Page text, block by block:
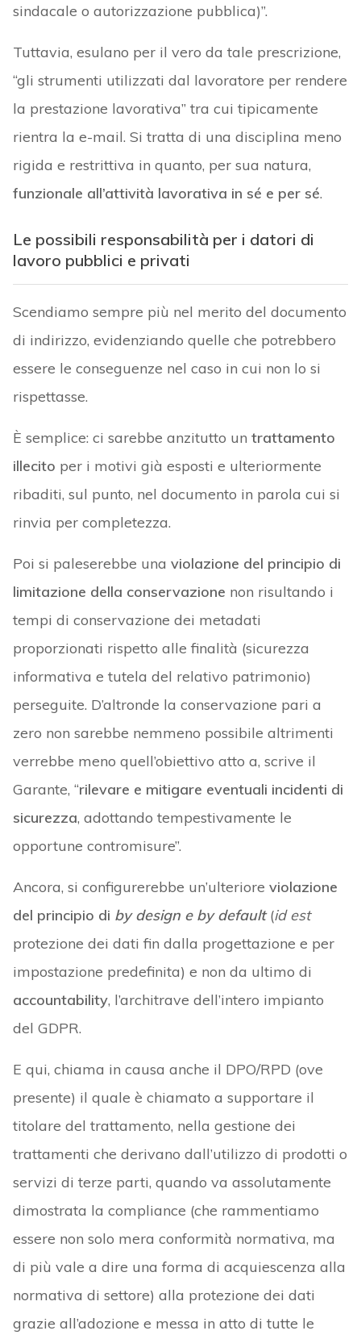
sindacale o autorizzazione pubblica)”.
Tuttavia, esulano per il vero da tale prescrizione,
“gli strumenti utilizzati dal lavoratore per rendere
la prestazione lavorativa” tra cui tipicamente
rientra la e-mail. Si tratta di una disciplina meno
rigida e restrittiva in quanto, per sua natura,
funzionale all’attività lavorativa in sé e per sé.
Le possibili responsabilità per i datori di
lavoro pubblici e privati
Scendiamo sempre più nel merito del documento
di indirizzo, evidenziando quelle che potrebbero
essere le conseguenze nel caso in cui non lo si
rispettasse.
È semplice: ci sarebbe anzitutto un trattamento
illecito per i motivi già esposti e ulteriormente
ribaditi, sul punto, nel documento in parola cui si
rinvia per completezza.
Poi si paleserebbe una violazione del principio di
limitazione della conservazione non risultando i
tempi di conservazione dei metadati
proporzionati rispetto alle finalità (sicurezza
informativa e tutela del relativo patrimonio)
perseguite. D’altronde la conservazione pari a
zero non sarebbe nemmeno possibile altrimenti
verrebbe meno quell’obiettivo atto a, scrive il
Garante, “rilevare e mitigare eventuali incidenti di
sicurezza, adottando tempestivamente le
opportune contromisure”.
Ancora, si configurerebbe un’ulteriore violazione
del principio di by design e by default (id est
protezione dei dati fin dalla progettazione e per
impostazione predefinita) e non da ultimo di
accountability, l’architrave dell’intero impianto
del GDPR.
E qui, chiama in causa anche il DPO/RPD (ove
presente) il quale è chiamato a supportare il
titolare del trattamento, nella gestione dei
trattamenti che derivano dall’utilizzo di prodotti o
servizi di terze parti, quando va assolutamente
dimostrata la compliance (che rammentiamo
essere non solo mera conformità normativa, ma
di più vale a dire una forma di acquiescenza alla
normativa di settore) alla protezione dei dati
grazie all’adozione e messa in atto di tutte le